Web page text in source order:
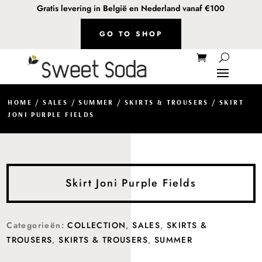
Gratis levering in België en Nederland vanaf €100
GO TO SHOP
HOME /SALES /SUMMER /SKIRTS & TROUSERS / SKIRT
JONI PURPLE FIELDS
Skirt Joni Purple Fields
Categorieën:COLLECTION,SALES,SKIRTS &
TROUSERS,SKIRTS & TROUSERS, SUMMER